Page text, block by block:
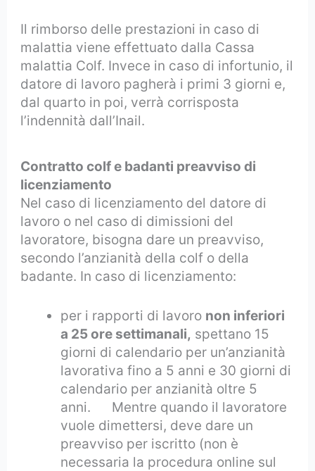
Il rimborso delle prestazioni in caso di
malattia viene effettuato dalla Cassa
malattia Colf. Invece in caso di infortunio, il
datore di lavoro pagherà i primi 3 giorni e,
dal quarto in poi, verrà corrisposta
l’indennità dall’Inail.
Contratto colf e badanti preavviso di
licenziamento
Nel caso di licenziamento del datore di
lavoro o nel caso di dimissioni del
lavoratore, bisogna dare un preavviso,
secondo l’anzianità della colf o della
badante. In caso di licenziamento:
per i rapporti di lavoro non inferiori
a 25 ore settimanali, spettano 15
giorni di calendario per un’anzianità
lavorativa fino a 5 anni e 30 giorni di
calendario per anzianità oltre 5
anni. Mentre quando il lavoratore
vuole dimettersi, deve dare un
preavviso per iscritto (non è
necessaria la procedura online sul